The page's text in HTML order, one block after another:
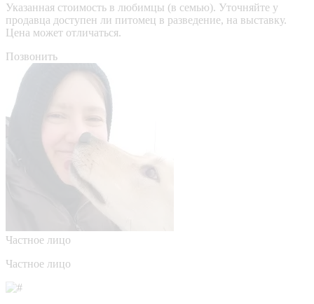
Указанная стоимость в любимцы (в семью). Уточняйте у
продавца доступен ли питомец в разведение, на выставку.
Цена может отличаться.
Позвонить
Частное лицо
Частное лицо